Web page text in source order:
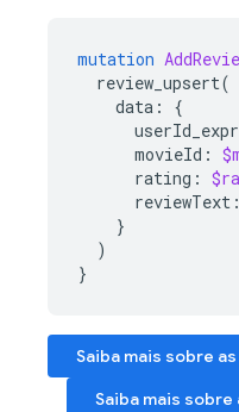
mutation
review_upsert(
data :
{
userId_expr
movieId :
rating :
reviewText :
}
)
}
Saiba mais sobre
Saiba mais sobre